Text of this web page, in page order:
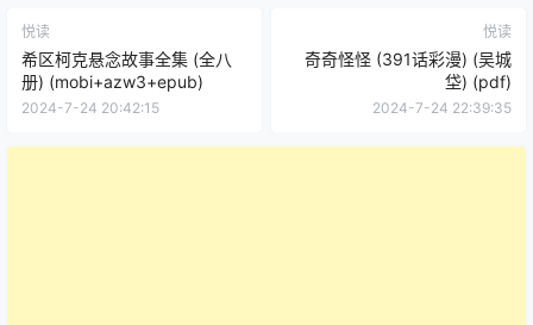
悦读
希区柯克悬念故事全集 (全八
册) (mobi+azw3+epub)
2024-7-24 20:42:15
悦读
奇奇怪怪 (391话彩漫) (吴城
垈) (pdf)
2024-7-24 22:39:35